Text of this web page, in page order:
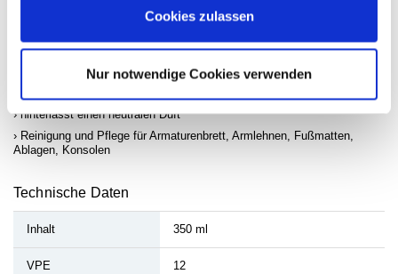
Cookies zulassen
Nur notwendige Cookies verwenden
feinstaubbindend
hinterlässt einen neutralen Duft
Reinigung und Pflege für Armaturenbrett, Armlehnen, Fußmatten,
Ablagen, Konsolen
Technische Daten
Inhalt 350 ml
VPE 12